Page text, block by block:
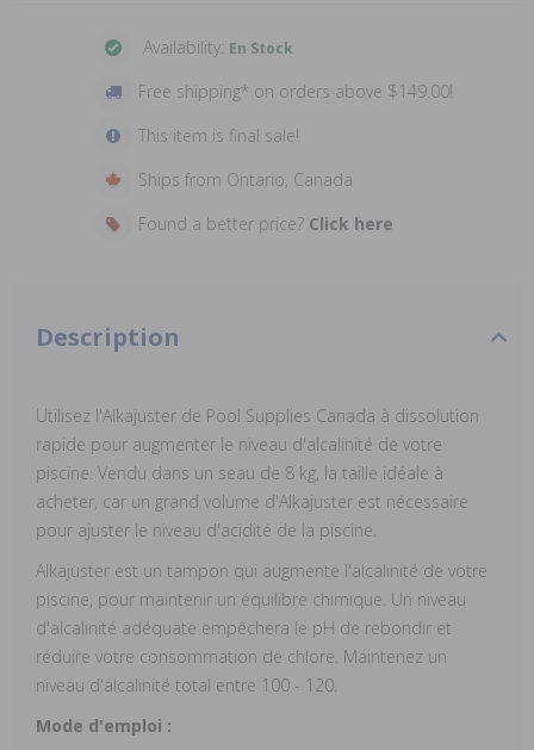
Availability: En Stock
Free shipping* on orders above $149.00!
This item is final sale!
Ships from Ontario, Canada
Found a better price? Click here
Description
Utilisez l'Alkajuster de Pool Supplies Canada à dissolution
rapide pour augmenter le niveau d'alcalinité de votre
piscine. Vendu dans un seau de 8 kg, la taille idéale à
acheter, car un grand volume d'Alkajuster est nécessaire
pour ajuster le niveau d'acidité de la piscine.
Alkajuster est un tampon qui augmente l'alcalinité de votre
piscine, pour maintenir un équilibre chimique. Un niveau
d'alcalinité adéquate empêchera le pH de rebondir et
réduire votre consommation de chlore. Maintenez un
niveau d'alcalinité total entre 100 - 120.
Mode d'emploi :